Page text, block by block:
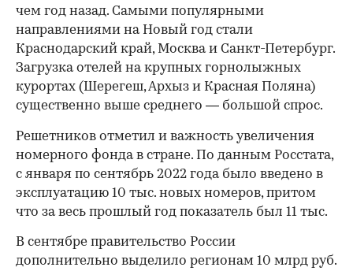
чем год назад. Самыми популярными
направлениями на Новый год стали
Краснодарский край, Москва и Санкт-Петербург.
Загрузка отелей на крупных горнолыжных
курортах (Шерегеш, Архыз и Красная Поляна)
существенно выше среднего — большой спрос.
Решетников отметил и важность увеличения
номерного фонда в стране. По данным Росстата,
с января по сентябрь 2022 года было введено в
эксплуатацию 10 тыс. новых номеров, притом
что за весь прошлый год показатель был 11 тыс.
В сентябре правительство России
дополнительно выделило регионам 10 млрд руб.